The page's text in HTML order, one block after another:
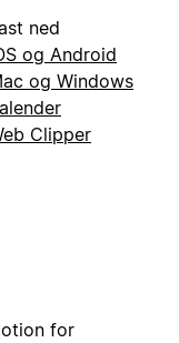
ned
og Android
og Windows
Clipper
for